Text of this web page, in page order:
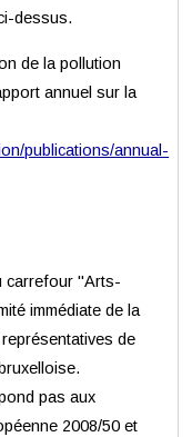
dessus.
de la pollution
annuel sur la
publications/annual-
carrefour "Arts-
immédiate de la
de
pas aux
2008/50 et